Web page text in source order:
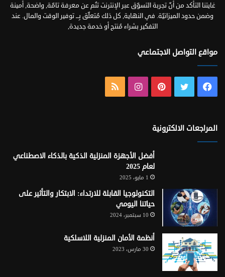
غايتنا التأكد من أنّ تجربة التسوّق عبر الإنترنت تنُم عن معرفة تامّة, واضحة, أمينة
وضمن حدود الميزانيّة. في النهاية, كل ذلك مُتعلّق بِـــ توفير الوقت والمال. عند
التفكير بشراء مُنتج أو خدمة جديدة,
مواقع التواصل الاجتماعي
فيسبوك تويتر بينتيريستانستقرام
المراجعات الالكترونية
أفضل الأجهزة المنزلية الذكية بالذكاء الاصطناعي
لعام 2025
1 مايو، 2025
التكنولوجيا القابلة للارتداء: الابتكار والتأثير على
حياتنا اليومي
10 سبتمبر، 2024
أنظمة الأمان المنزلية اللاسلكية
30 مارس، 2023